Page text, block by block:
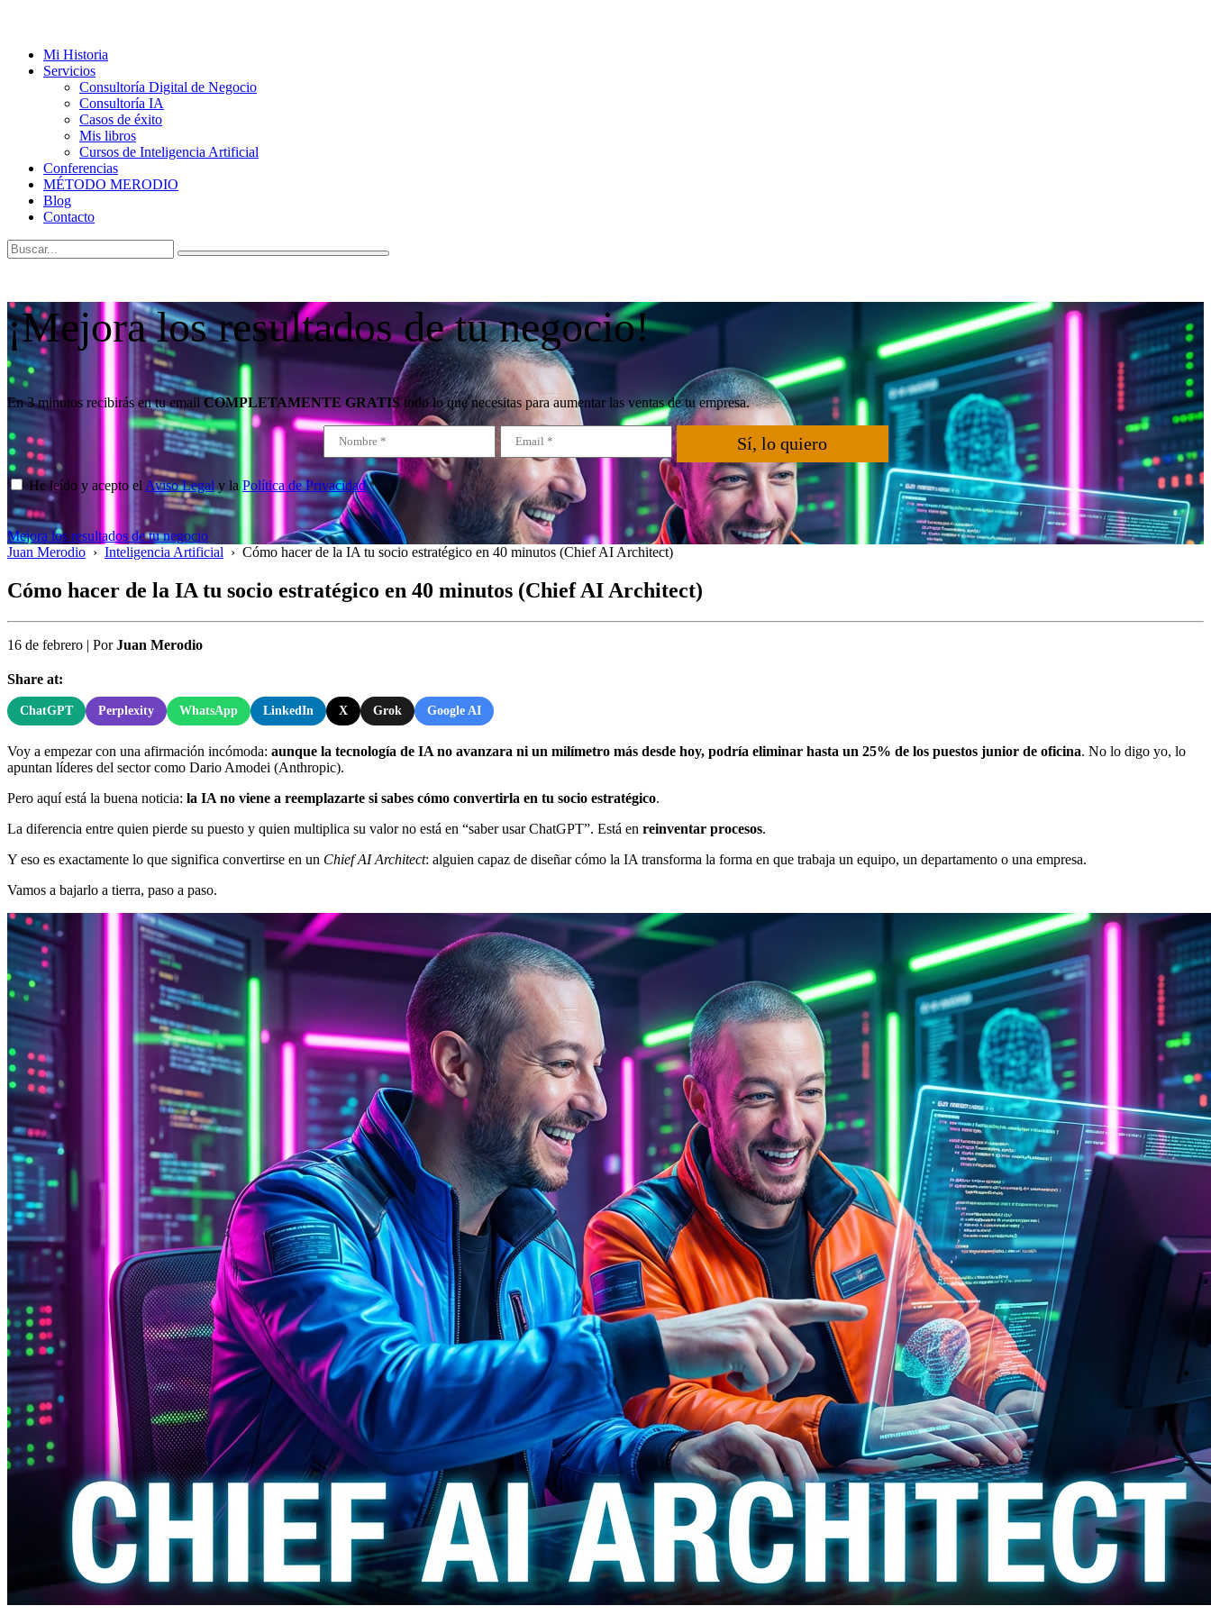
Mi Historia
Servicios
Consultoría Digital de Negocio
Consultoría IA
Casos de éxito
Mis libros
Cursos de Inteligencia Artificial
Conferencias
MÉTODO MERODIO
Blog
Contacto
¡Mejora los resultados de tu negocio!
En 3 minutos recibirás en tu email COMPLETAMENTE GRATIStodo lo que necesitas para aumentar las ventas de tu empresa.
Sí, lo quiero
He leído y acepto el Aviso Legal y la Política de Privacidad*
Mejora los resultados de tu negocio
Juan Merodio › Inteligencia Artificial › Cómo hacer de la IA tu socio estratégico en 40 minutos (Chief AI Architect)
Cómo hacer de la IA tu socio estratégico en 40 minutos (Chief AI Architect)
16 de febrero | PorJuan Merodio
Share at:
ChatGPT Perplexity WhatsApp LinkedIn X Grok Google AI
Voy a empezar con una afirmación incómoda: aunque la tecnología de IA no avanzara ni un milímetro más desde hoy, podría eliminar hasta un 25% de los puestos junior de oficina. No lo digo yo, lo
apuntan líderes del sector como Dario Amodei (Anthropic).
Pero aquí está la buena noticia: la IA no viene a reemplazarte si sabes cómo convertirla en tu socio estratégico.
La diferencia entre quien pierde su puesto y quien multiplica su valor no está en “saber usar ChatGPT”. Está en reinventar procesos.
Y eso es exactamente lo que significa convertirse en un Chief AI Architect: alguien capaz de diseñar cómo la IA transforma la forma en que trabaja un equipo, un departamento o una empresa.
Vamos a bajarlo a tierra, paso a paso.